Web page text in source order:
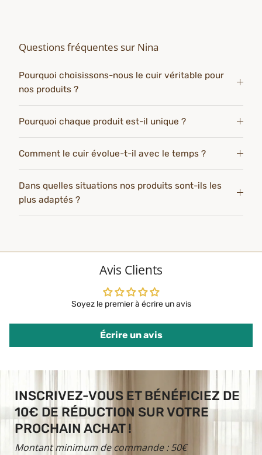
Questions fréquentes sur Nina
Pourquoi choisissons-nous le cuir véritable pour
nos produits ?
Pourquoi chaque produit est-il unique ?
Comment le cuir évolue-t-il avec le temps ?
Dans quelles situations nos produits sont-ils les
plus adaptés ?
Avis Clients
Soyez le premier à écrire un avis
Écrire un avis
INSCRIVEZ-VOUS ET BÉNÉFICIEZ DE
10€ DE RÉDUCTION SUR VOTRE
PROCHAIN ACHAT !
Montant minimum de commande : 50€